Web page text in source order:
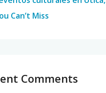
Can’t Miss
Comments